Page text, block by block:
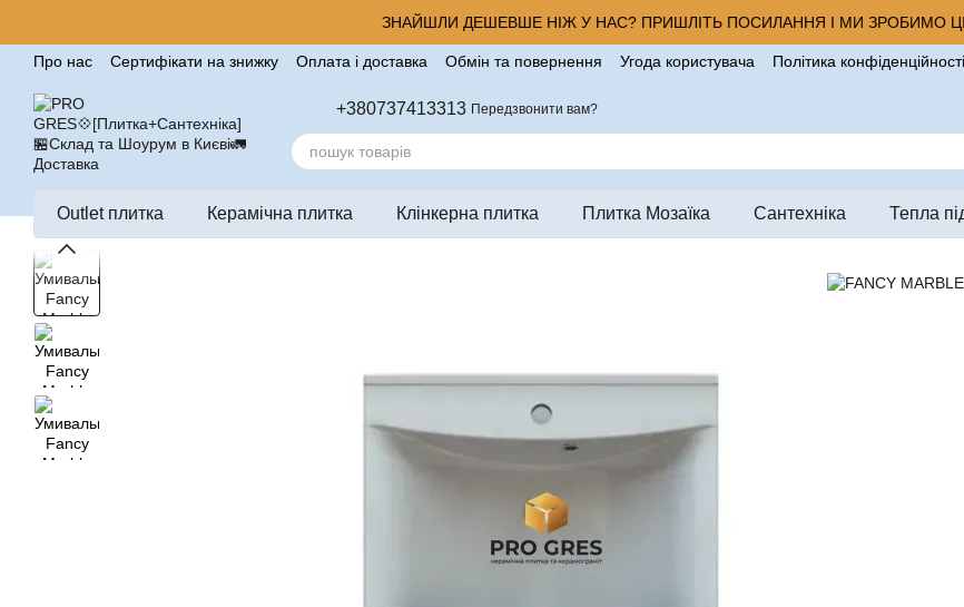
ЗНАЙШЛИ ДЕШЕВШЕ НІЖ У НАС? ПРИШЛІТЬ ПОСИЛАННЯ І МИ ЗРОБИМО
Про нас Сертифікати на знижку Оплата і доставка Обмін та повернення Угода користувача
Політика конфіденційності
+380737413313 Передзвонити вам?
Outlet плитка Керамічна плитка Клінкерна плитка Плитка Мозаїка Сантехніка Тепла